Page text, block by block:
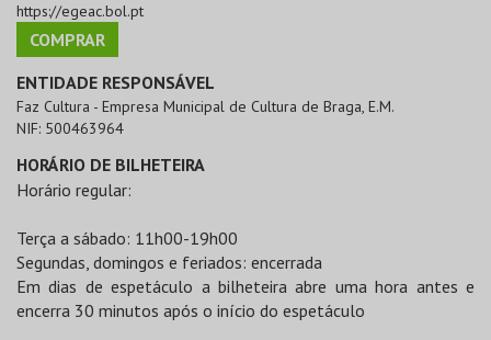
https://egeac.bol.pt
COMPRAR
ENTIDADE RESPONSÁVEL
Faz Cultura - Empresa Municipal de Cultura de Braga, E.M.
NIF: 500463964
HORÁRIO DE BILHETEIRA
Horário regular:
Terça a sábado: 11h00-19h00
Segundas, domingos e feriados: encerrada
Em dias de espetáculo a bilheteira abre uma hora antes e
encerra 30 minutos após o início do espetáculo